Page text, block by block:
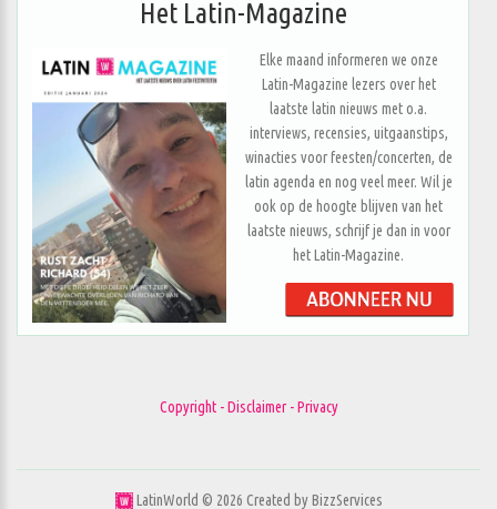
Het Latin-Magazine
Elke maand informeren we onze
Latin-Magazine lezers over het
laatste latin nieuws met o.a.
interviews, recensies, uitgaanstips,
winacties voor feesten/concerten, de
latin agenda en nog veel meer. Wil je
ook op de hoogte blijven van het
laatste nieuws, schrijf je dan in voor
het Latin-Magazine.
Copyright - Disclaimer - Privacy
LatinWorld © 2026 Created byBizzServices